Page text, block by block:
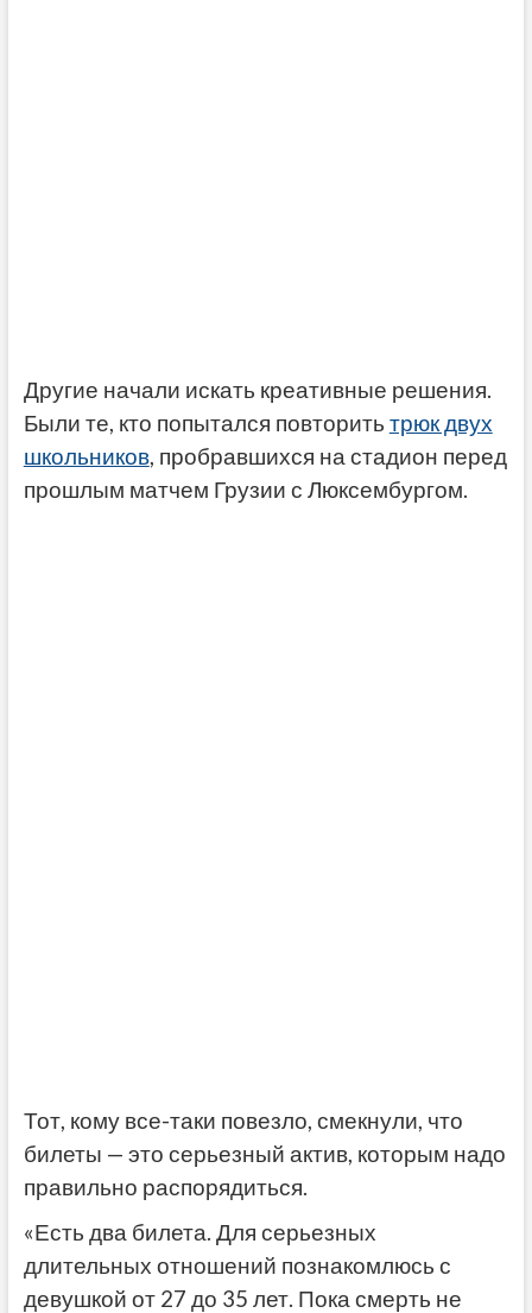
Другие начали искать креативные решения.
Были те, кто попытался повторить трюк двух
школьников, пробравшихся на стадион перед
прошлым матчем Грузии с Люксембургом.
Тот, кому все-таки повезло, смекнули, что
билеты — это серьезный актив, которым надо
правильно распорядиться.
«Есть два билета. Для серьезных
длительных отношений познакомлюсь с
девушкой от 27 до 35 лет. Пока смерть не